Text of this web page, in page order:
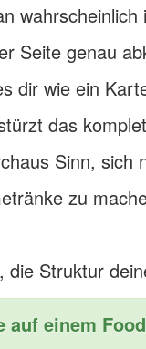
Seite genau
dir wie ein
das
Sinn, sich
zu
die Struktur
auf einem